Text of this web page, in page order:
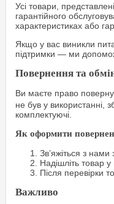
Усі товари,
гарантійного
характеристиках або
Якщо у вас виникли
підтримки — ми
Повернення та
Ви маєте право
не був у використанні,
комплектуючі.
Як оформити
Зв’яжіться з
Надішліть товар
Після перевірки
Важливо